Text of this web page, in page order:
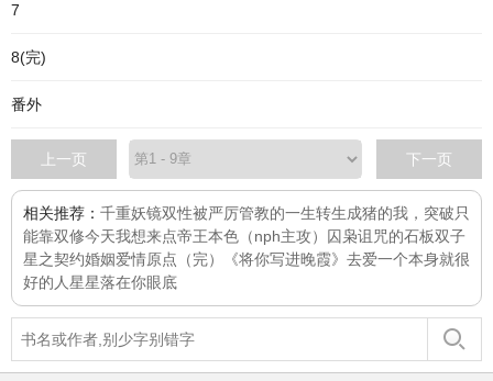
7
8(完)
番外
上一页 下一页
相关推荐： 千重妖镜双性被严厉管教的一生转生成猪的我，突破只
能靠双修今天我想来点帝王本色（nph主攻） 囚枭诅咒的石板双子
星之契约婚姻爱情原点（完） 《将你写进晚霞》 去爱一个本身就很
好的人星星落在你眼底